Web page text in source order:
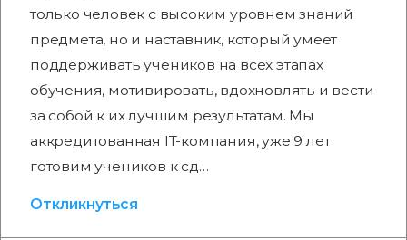
только человек с высоким уровнем знаний
предмета, но и наставник, который умеет
поддерживать учеников на всех этапах
обучения, мотивировать, вдохновлять и вести
за собой к их лучшим результатам. Мы
аккредитованная IT-компания, уже 9 лет
готовим учеников к сд…
Откликнуться